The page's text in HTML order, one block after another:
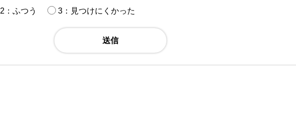
2：ふつう 3：見つけにくかった